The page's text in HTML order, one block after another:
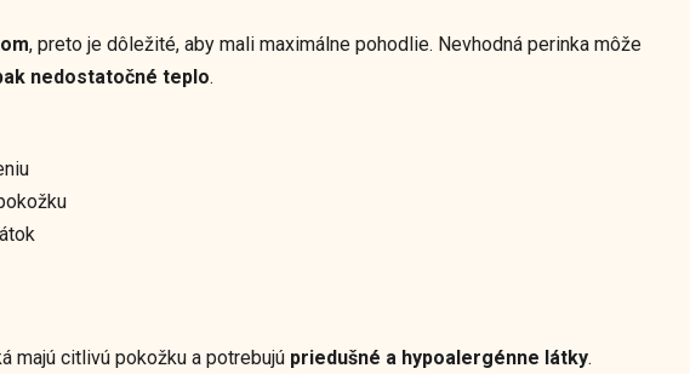
, preto je dôležité, aby mali maximálne pohodlie. Nevhodná perinka môže
nedostatočné teplo.
majú citlivú pokožku a potrebujú priedušné a hypoalergénne látky.